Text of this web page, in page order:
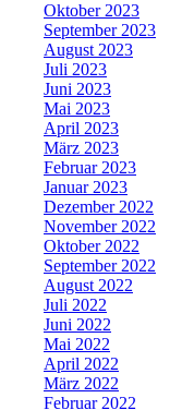
Oktober 2023
September 2023
August 2023
Juli 2023
Juni 2023
Mai 2023
April 2023
März 2023
Februar 2023
Januar 2023
Dezember 2022
November 2022
Oktober 2022
September 2022
August 2022
Juli 2022
Juni 2022
Mai 2022
April 2022
März 2022
Februar 2022